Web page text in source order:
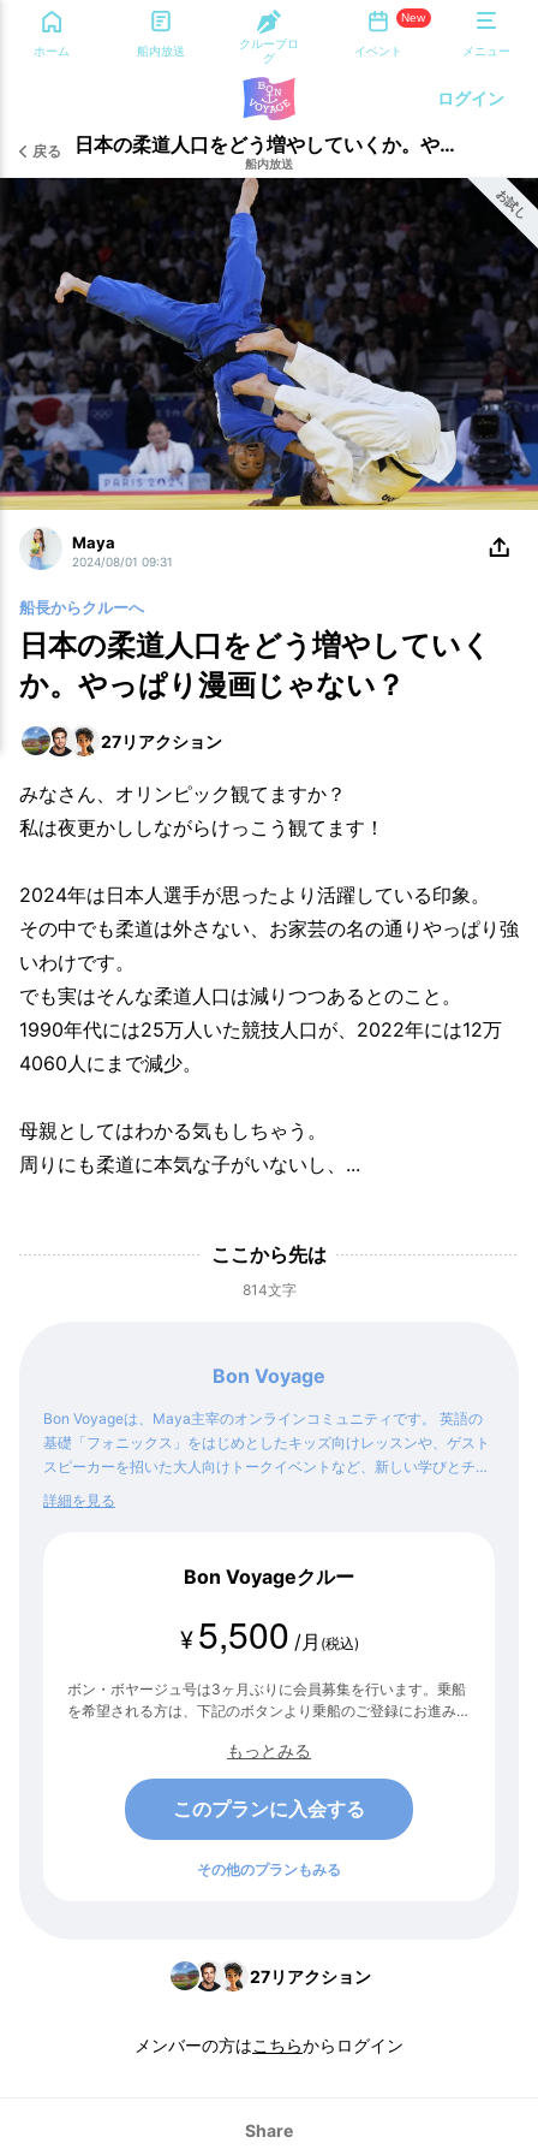
ホーム 船内放送
クルーブロ
グ
New
イベント メニュー
ログイン
戻る 日本の柔道人口をどう増やしていくか。やっぱり漫画じゃない？
船内放送
お試し
Maya
2024/08/01 09:31
船長からクルーへ
日本の柔道人口をどう増やしていく
か。やっぱり漫画じゃない？
27リアクション
みなさん、オリンピック観てますか？
私は夜更かししながらけっこう観てます！
2024年は日本人選手が思ったより活躍している印象。
その中でも柔道は外さない、お家芸の名の通りやっぱり強
いわけです。
でも実はそんな柔道人口は減りつつあるとのこと。
1990年代には25万人いた競技人口が、2022年には12万
4060人にまで減少。
母親としてはわかる気もしちゃう。
周りにも柔道に本気な子がいないし、...
ここから先は
814文字
Bon Voyage
Bon Voyageは、Maya主宰のオンラインコミュニティです。 英語の
基礎「フォニックス」をはじめとしたキッズ向けレッスンや、ゲスト
スピーカーを招いた大人向けトークイベントなど、新しい学びとチャ
レンジを得られるコンテンツをご提供します。
詳細を見る
Bon Voyageクルー
¥ 5,500 /月 (税込)
ボン・ボヤージュ号は3ヶ月ぶりに会員募集を行います。乗船
を希望される方は、下記のボタンより乗船のご登録にお進みく
もっとみる
このプランに入会する
その他のプランもみる
27リアクション
メンバーの方はこちらからログイン
Share